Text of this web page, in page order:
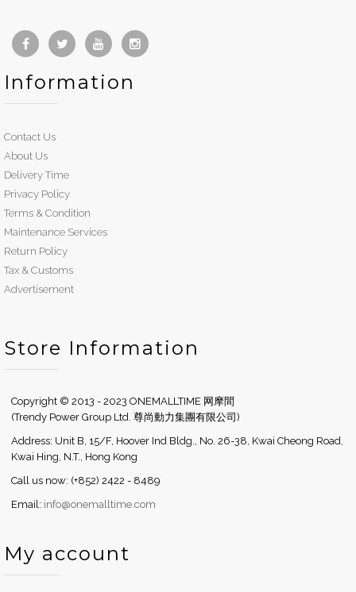
Information
Contact Us
About Us
Delivery Time
Privacy Policy
Terms & Condition
Maintenance Services
Return Policy
Tax & Customs
Advertisement
Store Information
Copyright © 2013 - 2023 ONEMALLTIME 网摩間
(Trendy Power Group Ltd. 尊尚動力集團有限公司)
Address: Unit B, 15/F, Hoover Ind Bldg., No. 26-38, Kwai Cheong Road,
Kwai Hing, N.T., Hong Kong
Call us now: (+852) 2422 - 8489
Email: info@onemalltime.com
My account